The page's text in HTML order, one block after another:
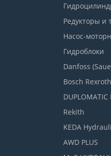
Редукторы и
Насос-
Гидроблоки
Danfoss
Bosch Rexroth
DUPLOMATIC
Rekith
KEDA
AWD PLUS